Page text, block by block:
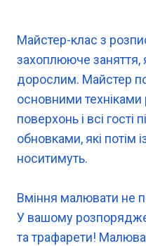
Майстер-клас з
захоплююче заняття,
дорослим. Майстер
основними техніками
поверхонь і всі гості
обновками, які потім
носитимуть.
Вміння малювати не
У вашому
та трафарети!